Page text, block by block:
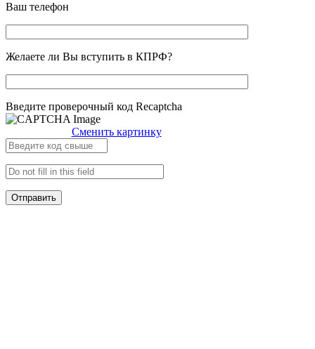
Ваш телефон
Желаете ли Вы вступить в КПРФ?
Введите проверочный код Recaptcha
Сменить картинку